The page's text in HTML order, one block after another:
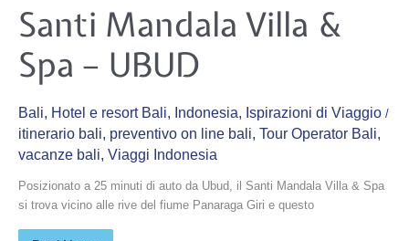
Santi Mandala Villa &
Spa – UBUD
Bali, Hotel e resort Bali, Indonesia, Ispirazioni di Viaggio /
itinerario bali, preventivo on line bali, Tour Operator Bali,
vacanze bali, Viaggi Indonesia
Posizionato a 25 minuti di auto da Ubud, il Santi Mandala Villa & Spa
si trova vicino alle rive del fiume Panaraga Giri e questo
Santi
Mandala
Villa
&
Spa
–
UBUD